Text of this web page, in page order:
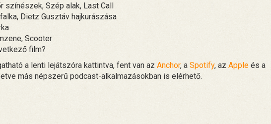
színészek, Szép alak, Last Call
Dietz Gusztáv hajkurászása
Scooter
film?
a lenti lejátszóra kattintva, fent van az Anchor, a Spotify, az Apple és a
más népszerű podcast-alkalmazásokban is elérhető.